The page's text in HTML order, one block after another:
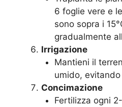
6 foglie vere e
sono sopra i
gradualmente
Irrigazione
Mantieni il
umido, evitando
Concimazione
Fertilizza ogni